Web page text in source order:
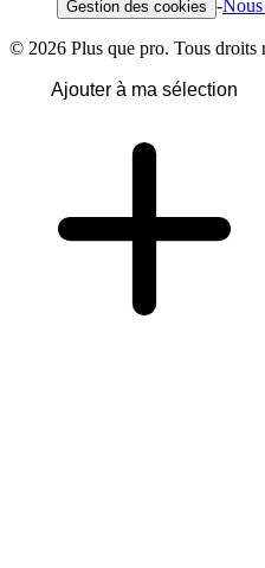
Gestion des cookies -
© 2026 Plus que pro. Tous droits
Ajouter à ma sélection